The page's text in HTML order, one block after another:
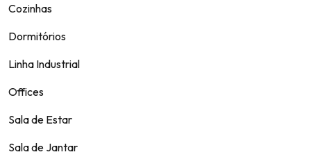
Cozinhas
Dormitórios
Linha Industrial
Offices
Sala de Estar
Sala de Jantar